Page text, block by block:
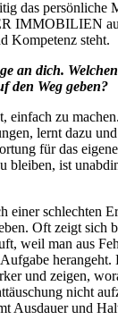
das persönliche
IMMOBILIEN
Kompetenz steht.
an dich.
den Weg geben?
einfach zu
lernt dazu
für das
bleiben, ist
einer schlechten
Oft zeigt sich
weil man aus
herangeht.
und zeigen,
nicht
Ausdauer und